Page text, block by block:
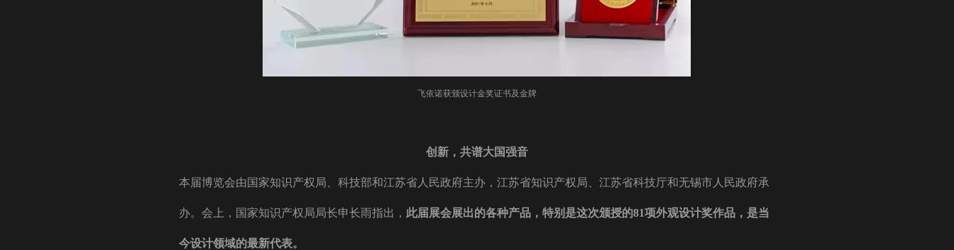
飞依诺获颁设计金奖证书及金牌
创新，共谱大国强音
本届博览会由国家知识产权局、科技部和江苏省人民政府主办，江苏省知识产权局、江苏省科技厅和无锡市人民政府承
办。会上，国家知识产权局局长申长雨指出， 此届展会展出的各种产品，特别是这次颁授的81项外观设计奖作品，是当
今设计领域的最新代表。